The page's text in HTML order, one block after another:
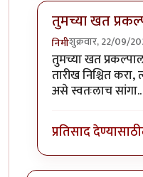
तुमच्या खत
निमीशुक्रवार, 22/09/
In reply toकौतुक!
तुमच्या खत
तारीख निश्चित
असे स्वतःलाच
प्रतिसाद देण्यासाठी